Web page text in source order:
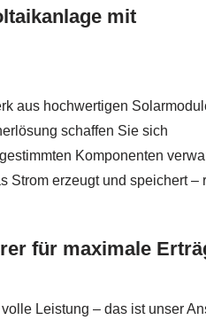
mit
aus hochwertigen
schaffen Sie sich
Komponenten
Strom erzeugt und speichert –
für maximale
Leistung – das ist unser